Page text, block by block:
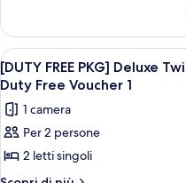
Twin
City
View
to
Standard
Family
Twin
UP]
Standard
Family
Twin
View
to
Family
Twin
Apri
tutte
le
foto
per
[DUTY
5
[DUTY FREE PKG] Deluxe
Duty Free Voucher 1
1 camera
Per 2 persone
2 letti singoli